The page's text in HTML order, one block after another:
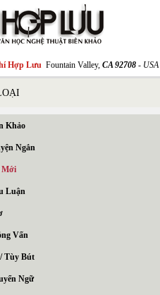
Hợp Lưu Fountain Valley, CA 92708 - USA
Khảo
Ngắn
Mới
Luận
Vấn
Tùy Bút
Ngữ